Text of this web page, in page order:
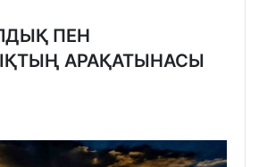
ПЕН
АРАҚАТЫНАСЫ